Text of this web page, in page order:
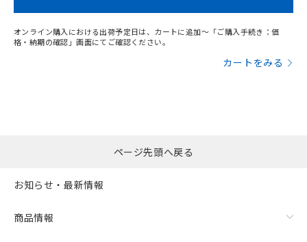
オンライン購入における出荷予定日は、カートに追加～「ご購入手続き：価
格・納期の確認」画面にてご確認ください。
カートをみる
ページ先頭へ戻る
お知らせ・最新情報
商品情報